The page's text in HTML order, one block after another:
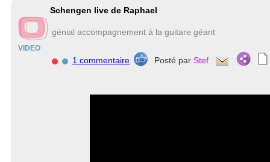
VIDEO
Schengen live de Raphael
génial accompagnement à la guitare géant
1 commentaire Posté par Stef